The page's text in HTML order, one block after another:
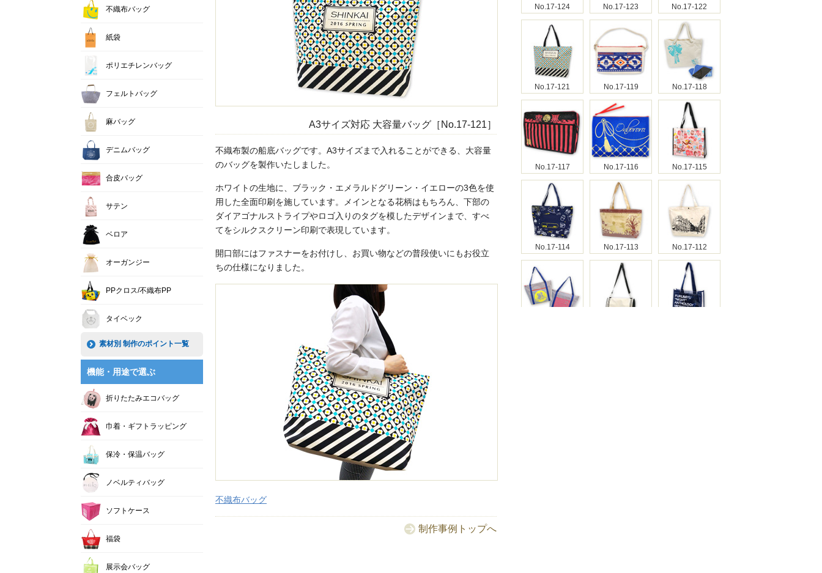
A3サイズ対応 大容量バッグ［No.17-121］
不織布製の船底バッグです。A3サイズまで入れることができる、大容量
のバッグを製作いたしました。
ホワイトの生地に、ブラック・エメラルドグリーン・イエローの3色を使
用した全面印刷を施しています。メインとなる花柄はもちろん、下部の
ダイアゴナルストライプやロゴ入りのタグを模したデザインまで、すべ
てをシルクスクリーン印刷で表現しています。
開口部にはファスナーをお付けし、お買い物などの普段使いにもお役立
ちの仕様になりました。
不織布バッグ
制作事例トップへ
No.17-124 No.17-123 No.17-122
No.17-121 No.17-119 No.17-118
No.17-117 No.17-116 No.17-115
No.17-114 No.17-113 No.17-112
不織布バッグ
紙袋
ポリエチレンバッグ
フェルトバッグ
麻バッグ
デニムバッグ
合皮バッグ
サテン
ベロア
オーガンジー
PPクロス/不織布PP
タイベック
素材別 制作のポイント一覧
機能・用途で選ぶ
折りたたみエコバッグ
巾着・ギフトラッピング
保冷・保温バッグ
ノベルティバッグ
ソフトケース
福袋
展示会バッグ